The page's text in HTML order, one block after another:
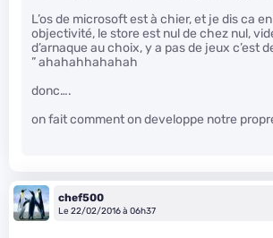
L’os de microsoft est à chier, et je dis ca
objectivité, le store est nul de chez nul,
d’arnaque au choix, y a pas de jeux c’est
” ahahahhahahah
donc….
on fait comment on developpe notre
chef500
Le 22/02/2016 à 06h37